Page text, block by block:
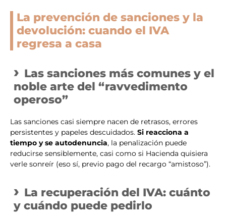
La prevención de sanciones y la
devolución: cuando el IVA
regresa a casa
Las sanciones más comunes y el
noble arte del “ravvedimento
operoso”
Las sanciones casi siempre nacen de retrasos, errores
persistentes y papeles descuidados. Si reacciona a
tiempo y se autodenuncia, la penalización puede
reducirse sensiblemente, casi como si Hacienda quisiera
verle sonreír (eso sí, previo pago del recargo “amistoso”).
La recuperación del IVA: cuánto
y cuándo puede pedirlo